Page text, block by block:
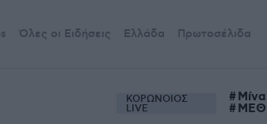
Όλες οι Ειδήσεις Ελλάδα Πρωτοσέλιδα
ΚΟΡΩΝΟΙΟΣ
LIVE
ΜΕΘ